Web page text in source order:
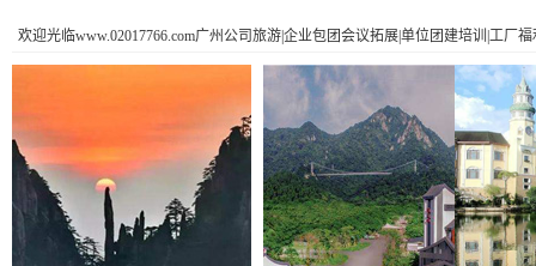
欢迎光临www.02017766.com广州公司旅游|企业包团会议拓展|单位团建培训|工厂